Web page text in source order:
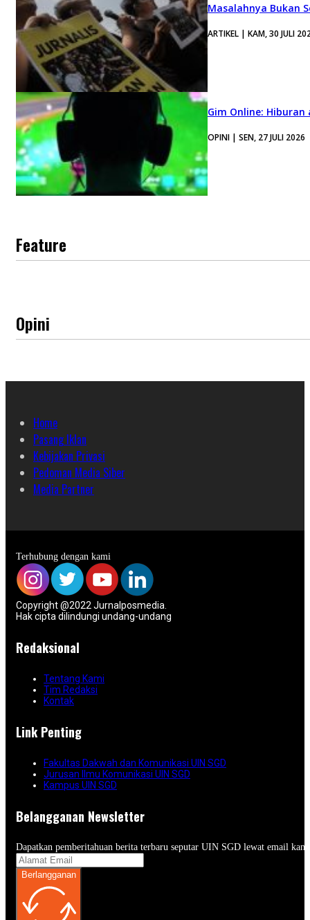
Masalahnya Bukan
ARTIKEL | KAM, 30 JULI
Gim Online:
OPINI | SEN, 27 JULI 2026
Feature
Opini
Home
Pasang Iklan
Kebijakan Privasi
Pedoman Media Siber
Media Partner
Terhubung dengan kami
Copyright @2022 Jurnalposmedia.
Hak cipta dilindungi undang-undang
Redaksional
Tentang Kami
Tim Redaksi
Kontak
Link Penting
Fakultas Dakwah dan Komunikasi UIN SGD
Jurusan Ilmu Komunikasi UIN SGD
Kampus UIN SGD
Belangganan Newsletter
Dapatkan pemberitahuan berita terbaru seputar UIN SGD lewat email
Berlangganan